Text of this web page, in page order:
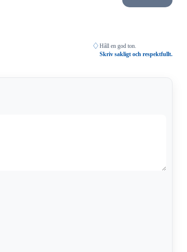
♢ Håll en god ton.
Skriv sakligt och respektfullt.